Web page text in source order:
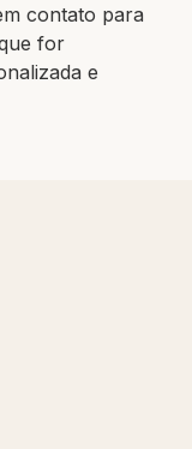
contato para
for
e